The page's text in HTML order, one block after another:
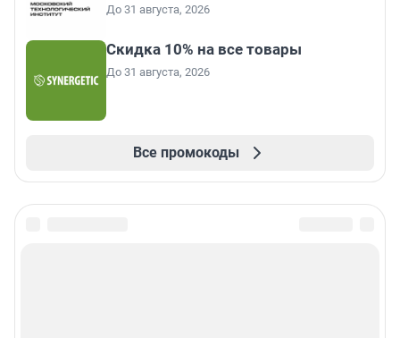
До 31 августа, 2026
Скидка 10% на все товары
До 31 августа, 2026
Все промокоды